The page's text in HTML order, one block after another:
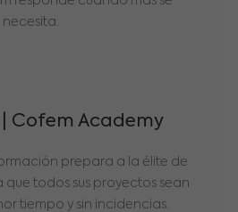
necesita.
| Cofem Academy
prepara a la élite de
que todos sus proyectos sean
tiempo y sin incidencias.